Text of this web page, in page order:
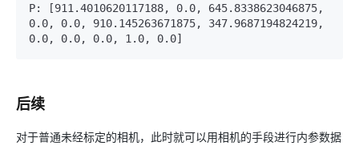
P: [911.4010620117188, 0.0, 645.8338623046875,
0.0, 0.0, 910.145263671875, 347.9687194824219,
后续
对于普通未经标定的相机，此时就可以用相机的手段进行内参数据